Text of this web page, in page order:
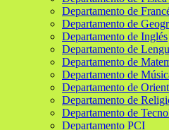
Departamento de
Departamento de
Departamento de Inglés
Departamento de
Departamento de
Departamento de
Departamento de
Departamento de
Departamento de
Departamento PCI